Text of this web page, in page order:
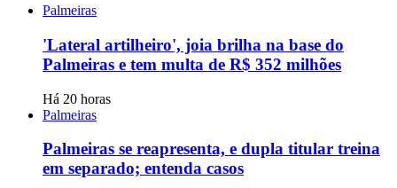
Palmeiras
'Lateral artilheiro', joia brilha na base do
Palmeiras e tem multa de R$ 352 milhões
Há 20 horas
Palmeiras
Palmeiras se reapresenta, e dupla titular treina
em separado; entenda casos